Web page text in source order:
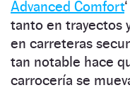
Advanced Comfort
tanto en trayectos
en carreteras
tan notable hace
carrocería se